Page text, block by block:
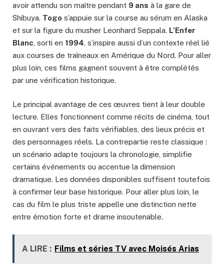
avoir attendu son maître pendant 9 ans à la gare de
Shibuya. Togo s’appuie sur la course au sérum en Alaska
et sur la figure du musher Leonhard Seppala. L’Enfer
Blanc , sorti en 1994 , s’inspire aussi d’un contexte réel lié
aux courses de traîneaux en Amérique du Nord. Pour aller
plus loin, ces films gagnent souvent à être complétés
par une vérification historique.
Le principal avantage de ces œuvres tient à leur double
lecture. Elles fonctionnent comme récits de cinéma, tout
en ouvrant vers des faits vérifiables, des lieux précis et
des personnages réels. La contrepartie reste classique :
un scénario adapte toujours la chronologie, simplifie
certains événements ou accentue la dimension
dramatique. Les données disponibles suffisent toutefois
à confirmer leur base historique. Pour aller plus loin, le
cas du film le plus triste appelle une distinction nette
entre émotion forte et drame insoutenable.
A LIRE : Films et séries TV avec Moisés Arias